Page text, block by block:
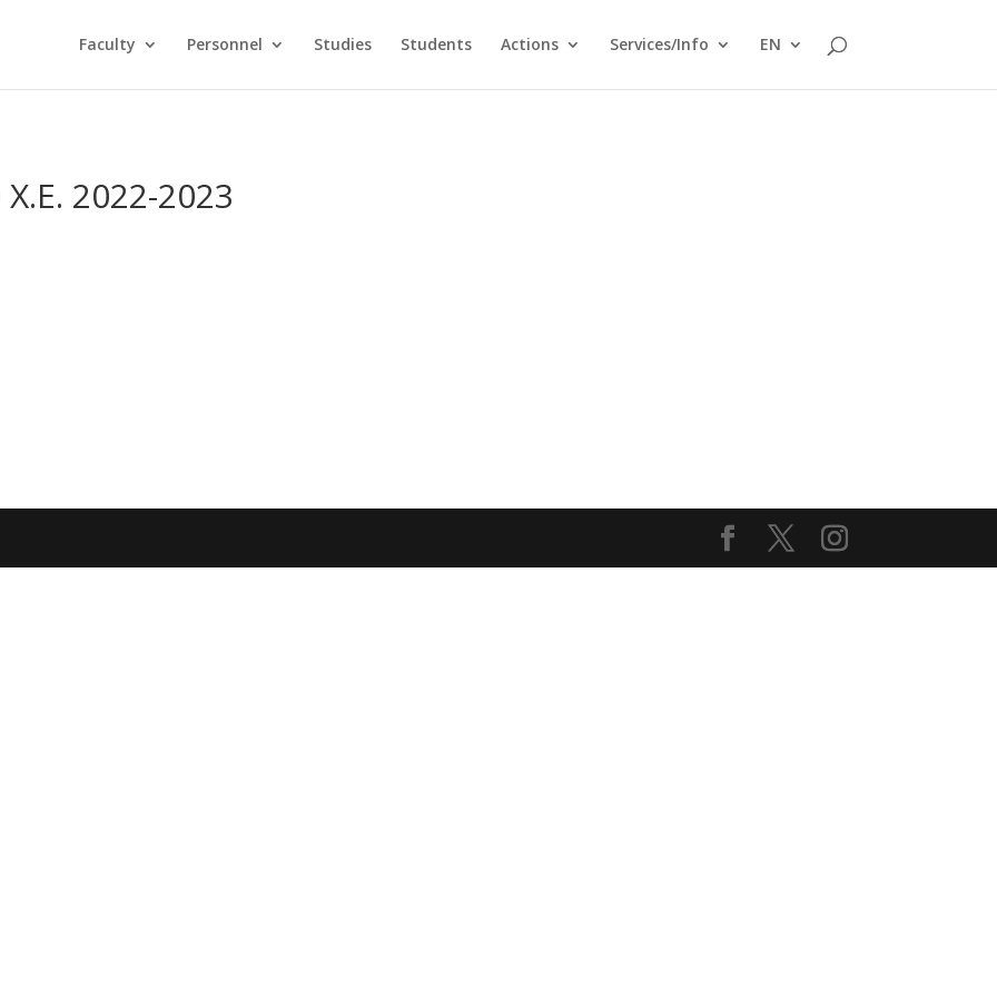
Faculty Personnel Studies Students Actions Services/Info EN
2022-2023